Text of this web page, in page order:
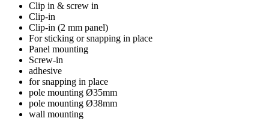
Clip in & screw in
Clip-in
Clip-in (2 mm panel)
For sticking or snapping in place
Panel mounting
Screw-in
adhesive
for snapping in place
pole mounting Ø35mm
pole mounting Ø38mm
wall mounting